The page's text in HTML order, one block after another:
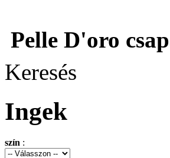
Pelle D'oro
Keresés
Ingek
szín :